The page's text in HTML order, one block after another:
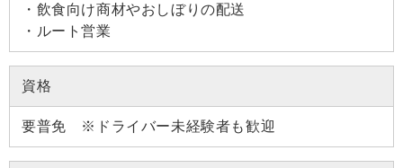
・飲食向け商材やおしぼりの配送
・ルート営業
資格
要普免 ※ドライバー未経験者も歓迎